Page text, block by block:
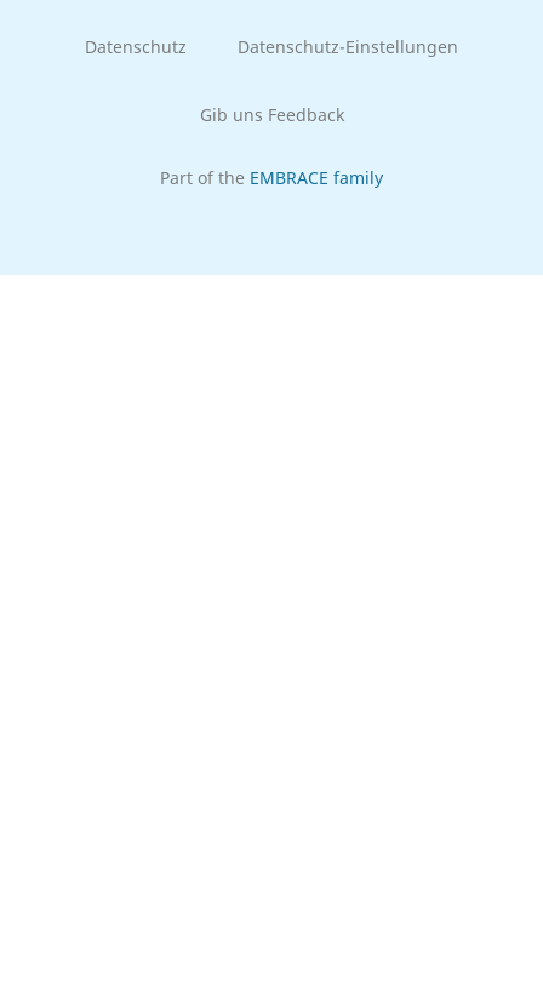
Datenschutz Datenschutz-Einstellungen
Gib uns Feedback
Part of the EMBRACE family